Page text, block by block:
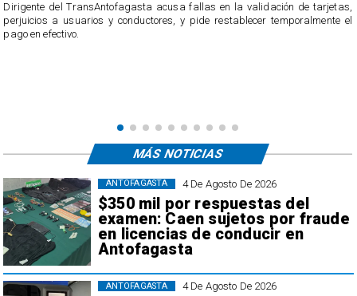
de tarjetas,
el
El servicio ofició a la empresa tras recibir casi 40 reclamos
4 De Agosto De 2026
$350 mil por respuestas del
examen: Caen sujetos por fraude
en licencias de conducir en
Antofagasta
ANTOFAGASTA
4 De Agosto De 2026
ANTOFAGASTA
MÁS NOTICIAS